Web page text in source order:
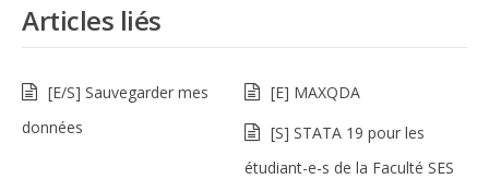
Articles liés
[E/S] Sauvegarder mes
données
[E] MAXQDA
[S] STATA 19 pour les
étudiant-e-s de la Faculté SES